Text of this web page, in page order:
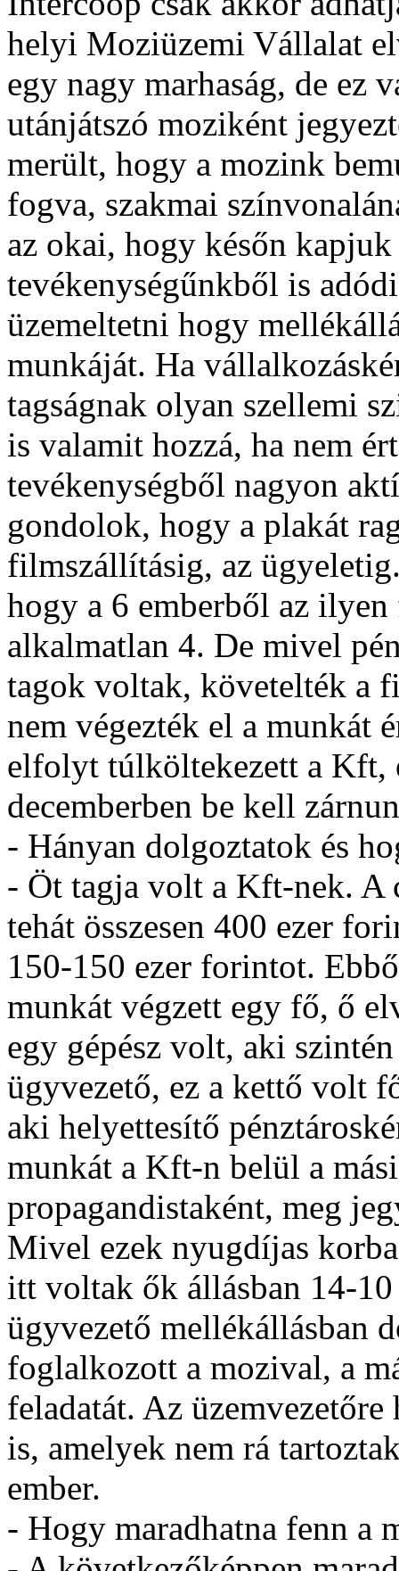
helyi Moziüzemi Vállalat
egy nagy marhaság, de ez
utánjátszó moziként
merült, hogy a mozink
fogva, szakmai
az okai, hogy későn
tevékenységűnkből is
üzemeltetni hogy
munkáját. Ha
tagságnak olyan szellemi
is valamit hozzá, ha nem
tevékenységből nagyon
gondolok, hogy a plakát
filmszállításig, az
hogy a 6 emberből az
alkalmatlan 4. De mivel
tagok voltak, követelték a
nem végezték el a munkát
elfolyt túlköltekezett a Kft,
decemberben be kell
- Hányan dolgoztatok és
- Öt tagja volt a Kft-nek. A
tehát összesen 400 ezer
150-150 ezer forintot.
munkát végzett egy fő, ő
egy gépész volt, aki
ügyvezető, ez a kettő volt
aki helyettesítő
munkát a Kft-n belül a
propagandistaként, meg
Mivel ezek nyugdíjas
itt voltak ők állásban 14-
ügyvezető mellékállásban
foglalkozott a mozival, a
feladatát. Az
is, amelyek nem rá
ember.
- Hogy maradhatna fenn a